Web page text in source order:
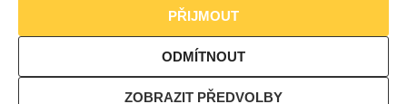
PŘIJMOUT
ODMÍTNOUT
ZOBRAZIT PŘEDVOLBY
Zásady ochrany osobních údajů